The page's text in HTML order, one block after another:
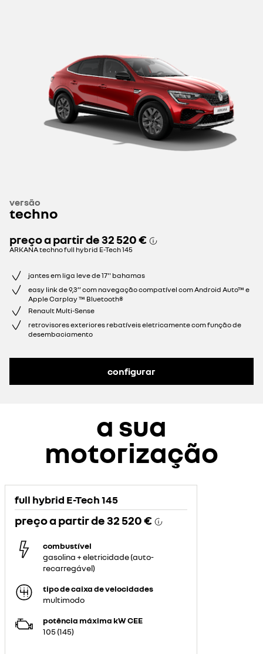
versão
techno
preço a partir de32 520 €
ARKANA techno full hybrid E-Tech 145
jantes em liga leve de 17'' bahamas
easy link de 9,3’’ com navegação compatível com Android Auto™ e
Apple Carplay ™ Bluetooth®
Renault Multi-Sense
retrovisores exteriores rebatíveis eletricamente com função de
desembaciamento
configurar
a sua
motorização
full hybrid E-Tech 145
preço a partir de32 520 €
combustível
gasolina + eletricidade (auto-
recarregável)
tipo de caixa de velocidades
multimodo
potência máxima kW CEE
105 (145)